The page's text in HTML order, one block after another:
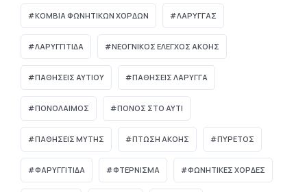
ΚΟΜΒΊΑ ΦΩΝΗΤΙΚΏΝ ΧΟΡΔΏΝ ΛΑΡΥΓΓΑΣ
ΛΑΡΥΓΓΙΤΙΔΑ ΝΕΟΓΝΙΚΌΣ ΈΛΕΓΧΟΣ ΑΚΟΉΣ
ΠΑΘΗΣΕΙΣ ΑΥΤΙΟΥ ΠΑΘΗΣΕΙΣ ΛΑΡΥΓΓΑ
ΠΟΝΟΛΑΙΜΟΣ ΠΟΝΟΣ ΣΤΟ ΑΥΤΙ
ΠΑΘΉΣΕΙΣ ΜΎΤΗΣ ΠΤΏΣΗ ΑΚΟΉΣ ΠΥΡΕΤΌΣ
ΦΑΡΥΓΓΙΤΙΔΑ ΦΤΕΡΝΙΣΜΑ ΦΩΝΗΤΙΚΕΣ ΧΟΡΔΕΣ